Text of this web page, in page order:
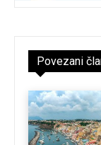
Povezani